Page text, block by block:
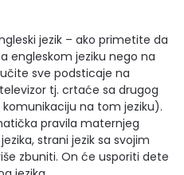
jezik – ako primetite da
engleskom jeziku nego na
sve podsticaje na
tj. crtaće sa drugog
na tom jeziku).
pravila maternjeg
strani jezik sa svojim
zbuniti. On će usporiti dete